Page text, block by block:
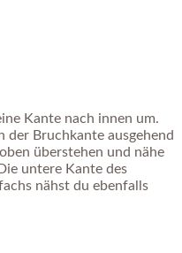
Kante nach innen um.
der Bruchkante ausgehend
überstehen und nähe
untere Kante des
nähst du ebenfalls